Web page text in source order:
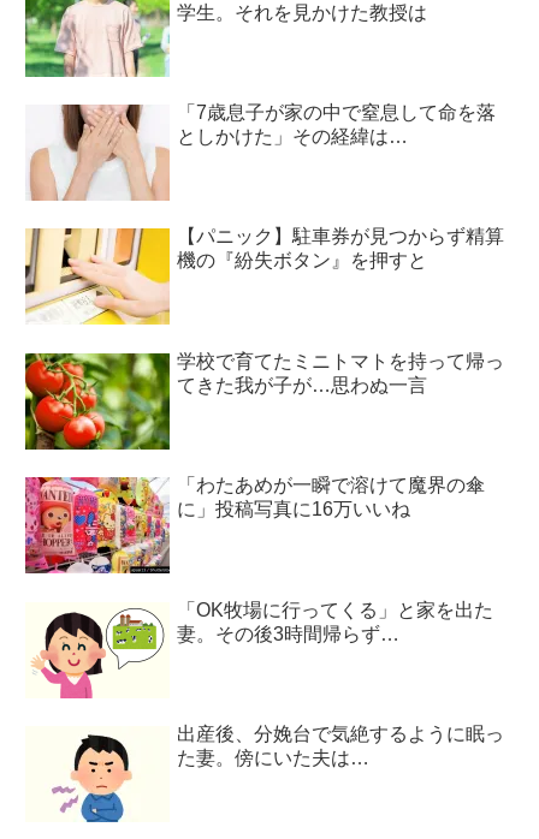
学生。それを見かけた教授は
「7歳息子が家の中で窒息して命を落
としかけた」その経緯は…
【パニック】駐車券が見つからず精算
機の『紛失ボタン』を押すと
学校で育てたミニトマトを持って帰っ
てきた我が子が…思わぬ一言
「わたあめが一瞬で溶けて魔界の傘
に」投稿写真に16万いいね
「OK牧場に行ってくる」と家を出た
妻。その後3時間帰らず…
出産後、分娩台で気絶するように眠っ
た妻。傍にいた夫は…